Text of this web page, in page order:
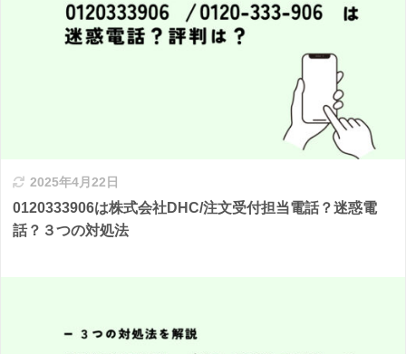
2025年4月22日
0120333906は株式会社DHC/注文受付担当電話？迷惑電
話？３つの対処法